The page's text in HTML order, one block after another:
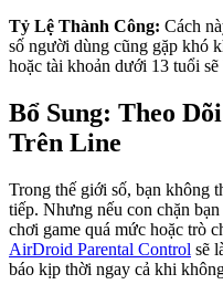
Tỷ Lệ Thành Công: Cách
số người dùng cũng gặp khó
hoặc tài khoản dưới 13 tuổi sẽ
Bổ Sung: Theo
Trên Line
Trong thế giới số, bạn không
tiếp. Nhưng nếu con chặn
chơi game quá mức hoặc trò
AirDroid Parental Control sẽ
báo kịp thời ngay cả khi